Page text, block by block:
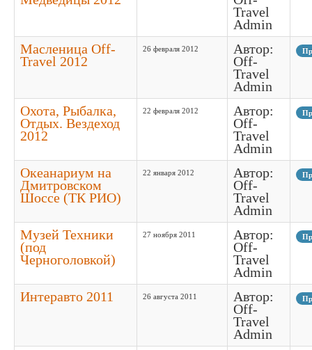
Travel
Admin
Масленица Off-
Travel 2012
26 февраля 2012
Автор:
Off-
Travel
Admin
Охота, Рыбалка,
Отдых. Вездеход
2012
22 февраля 2012
Автор:
Off-
Travel
Admin
Океанариум на
Дмитровском
Шоссе (ТК РИО)
22 января 2012
Автор:
Off-
Travel
Admin
Музей Техники
(под
Черноголовкой)
27 ноября 2011
Автор:
Off-
Travel
Admin
Интеравто 2011 26 августа 2011
Автор:
Off-
Travel
Admin